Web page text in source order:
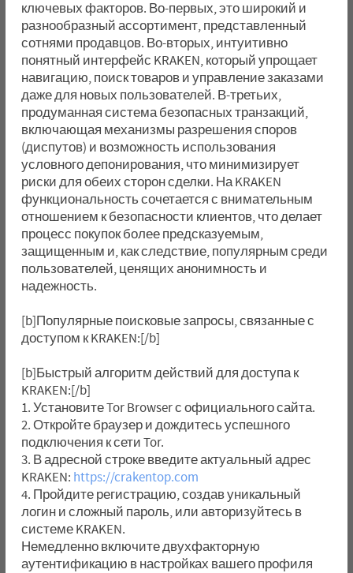
ключевых факторов. Во-первых, это широкий и
разнообразный ассортимент, представленный
сотнями продавцов. Во-вторых, интуитивно
понятный интерфейс KRAKEN, который упрощает
навигацию, поиск товаров и управление заказами
даже для новых пользователей. В-третьих,
продуманная система безопасных транзакций,
включающая механизмы разрешения споров
(диспутов) и возможность использования
условного депонирования, что минимизирует
риски для обеих сторон сделки. На KRAKEN
функциональность сочетается с внимательным
отношением к безопасности клиентов, что делает
процесс покупок более предсказуемым,
защищенным и, как следствие, популярным среди
пользователей, ценящих анонимность и
надежность.
[b]Популярные поисковые запросы, связанные с
доступом к KRAKEN:[/b]
[b]Быстрый алгоритм действий для доступа к
KRAKEN:[/b]
1. Установите Tor Browser с официального сайта.
2. Откройте браузер и дождитесь успешного
подключения к сети Tor.
3. В адресной строке введите актуальный адрес
KRAKEN: https://crakentop.com
4. Пройдите регистрацию, создав уникальный
логин и сложный пароль, или авторизуйтесь в
системе KRAKEN.
Немедленно включите двухфакторную
аутентификацию в настройках вашего профиля